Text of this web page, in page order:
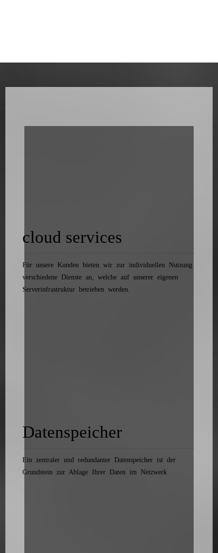
cloud services
Für unsere Kunden bieten wir zur individuellen Nutzung
verschiedene Dienste an, welche auf unserer eigenen
Serverinfrastruktur betrieben werden.
Datenspeicher
Ein zentraler und redundanter Datenspeicher ist der
Grundstein zur Ablage Ihrer Daten im Netzwerk